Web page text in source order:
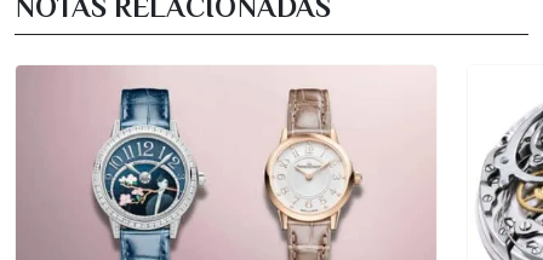
NOTAS RELACIONADAS